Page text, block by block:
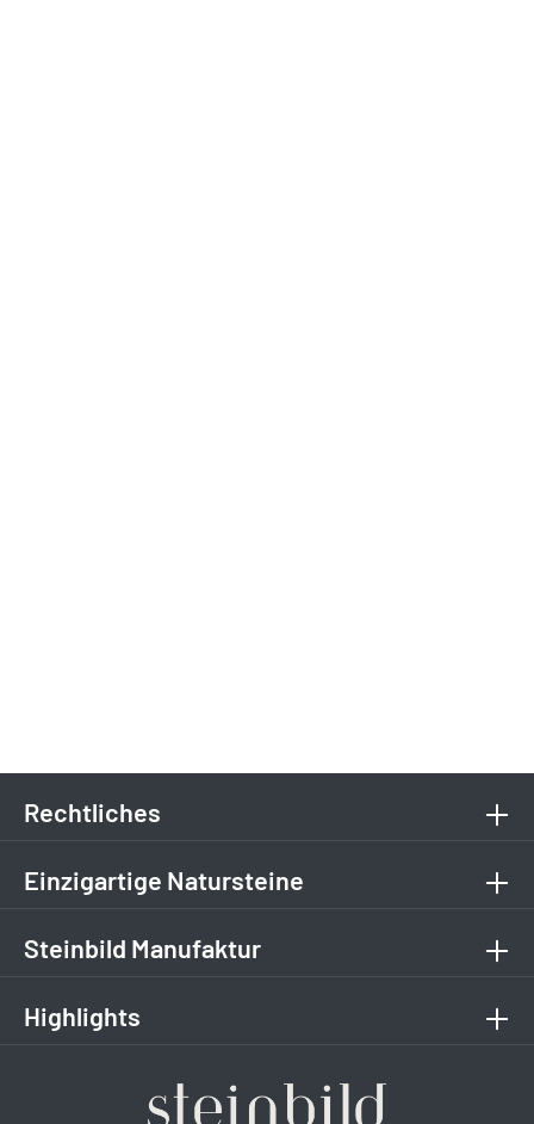
Rechtliches
Einzigartige Natursteine
Steinbild Manufaktur
Highlights